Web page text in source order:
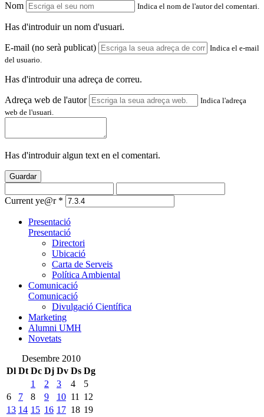
Nom Indica el nom de l'autor del comentari.
Has d'introduir un nom d'usuari.
E-mail (no serà publicat)
Indica el e-mail
del usuario.
Has d'introduir una adreça de correu.
Adreça web de l'autor
Indica l'adreça
web de l'usuari.
Has d'introduir algun text en el comentari.
Guardar
Current ye@r *
Presentació
Presentació
Directori
Ubicació
Carta de Serveis
Política Ambiental
Comunicació
Comunicació
Divulgació Científica
Marketing
Alumni UMH
Novetats
Desembre 2010
Dl Dt Dc Dj Dv Ds Dg
1
2 3 4
5
6
7 8 9 10 11
12
13 14 15 16 17 18 19